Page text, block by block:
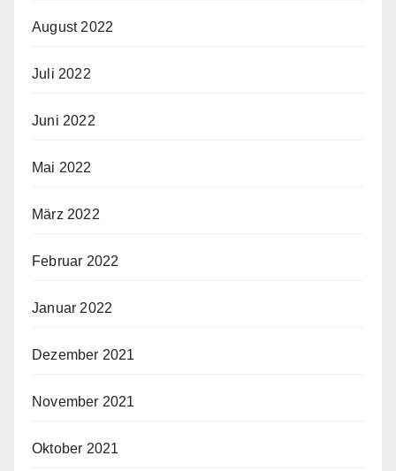
August 2022
Juli 2022
Juni 2022
Mai 2022
März 2022
Februar 2022
Januar 2022
Dezember 2021
November 2021
Oktober 2021